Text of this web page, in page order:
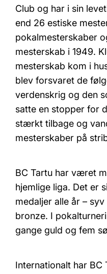
Club og har i sin
end 26 estiske
pokalmesterskaber
mesterskab i 1949.
mesterskab kom i
blev forsvaret de
verdenskrig og den
satte en stopper for
stærkt tilbage og
mesterskaber på
BC Tartu har været
hjemlige liga. Det er
medaljer alle år –
bronze. I
gange guld og fem
Internationalt har BC